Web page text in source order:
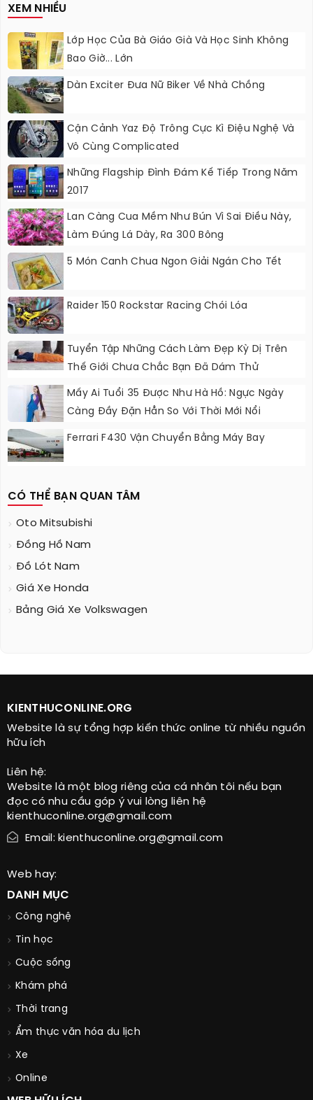
XEM NHIỀU
Lớp Học Của Bà Giáo Già Và Học Sinh Không
Bao Giờ... Lớn
Dàn Exciter Đưa Nữ Biker Về Nhà Chồng
Cận Cảnh Yaz Độ Trông Cực Kì Điệu Nghệ Và
Vô Cùng Complicated
Những Flagship Đình Đám Kế Tiếp Trong Năm
2017
Lan Càng Cua Mềm Như Bún Vì Sai Điều Này,
Làm Đúng Lá Dày, Ra 300 Bông
5 Món Canh Chua Ngon Giải Ngán Cho Tết
Raider 150 Rockstar Racing Chói Lóa
Tuyển Tập Những Cách Làm Đẹp Kỳ Dị Trên
Thế Giới Chưa Chắc Bạn Đã Dám Thử
Mấy Ai Tuổi 35 Được Như Hà Hồ: Ngực Ngày
Càng Đầy Đặn Hẳn So Với Thời Mới Nổi
Ferrari F430 Vận Chuyển Bằng Máy Bay
CÓ THỂ BẠN QUAN TÂM
Oto Mitsubishi
Đồng Hồ Nam
Đồ Lót Nam
Giá Xe Honda
Bảng Giá Xe Volkswagen
KIENTHUCONLINE.ORG
Website là sự tổng hợp kiến thức online từ nhiều nguồn
hữu ích
Liên hệ:
Website là một blog riêng của cá nhân tôi nếu bạn
đọc có nhu cầu góp ý vui lòng liên hệ
kienthuconline.org@gmail.com
Email: kienthuconline.org@gmail.com
Web hay:
DANH MỤC
Công nghệ
Tin học
Cuộc sống
Khám phá
Thời trang
Ẩm thực văn hóa du lịch
Xe
Online